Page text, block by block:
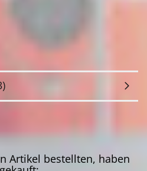
Artikel bestellten, haben